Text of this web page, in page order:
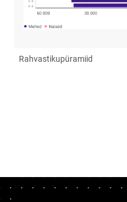
Rahvastikupüramiid